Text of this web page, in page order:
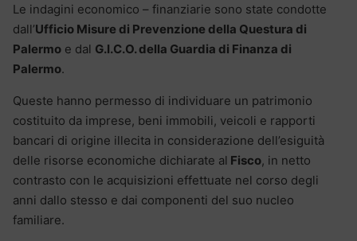
Le indagini economico – finanziarie sono state condotte
dall’Ufficio Misure di Prevenzione della Questura di
Palermo e dal G.I.C.O. della Guardia di Finanza di
Palermo.
Queste hanno permesso di individuare un patrimonio
costituito da imprese, beni immobili, veicoli e rapporti
bancari di origine illecita in considerazione dell’esiguità
delle risorse economiche dichiarate al Fisco, in netto
contrasto con le acquisizioni effettuate nel corso degli
anni dallo stesso e dai componenti del suo nucleo
familiare.